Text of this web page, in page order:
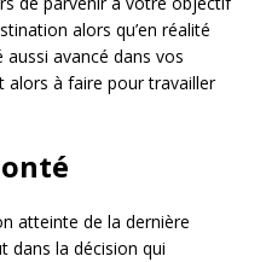
alors qu’en réalité
aussi avancé dans vos
alors à faire pour travailler
atteinte de la dernière
dans la décision qui